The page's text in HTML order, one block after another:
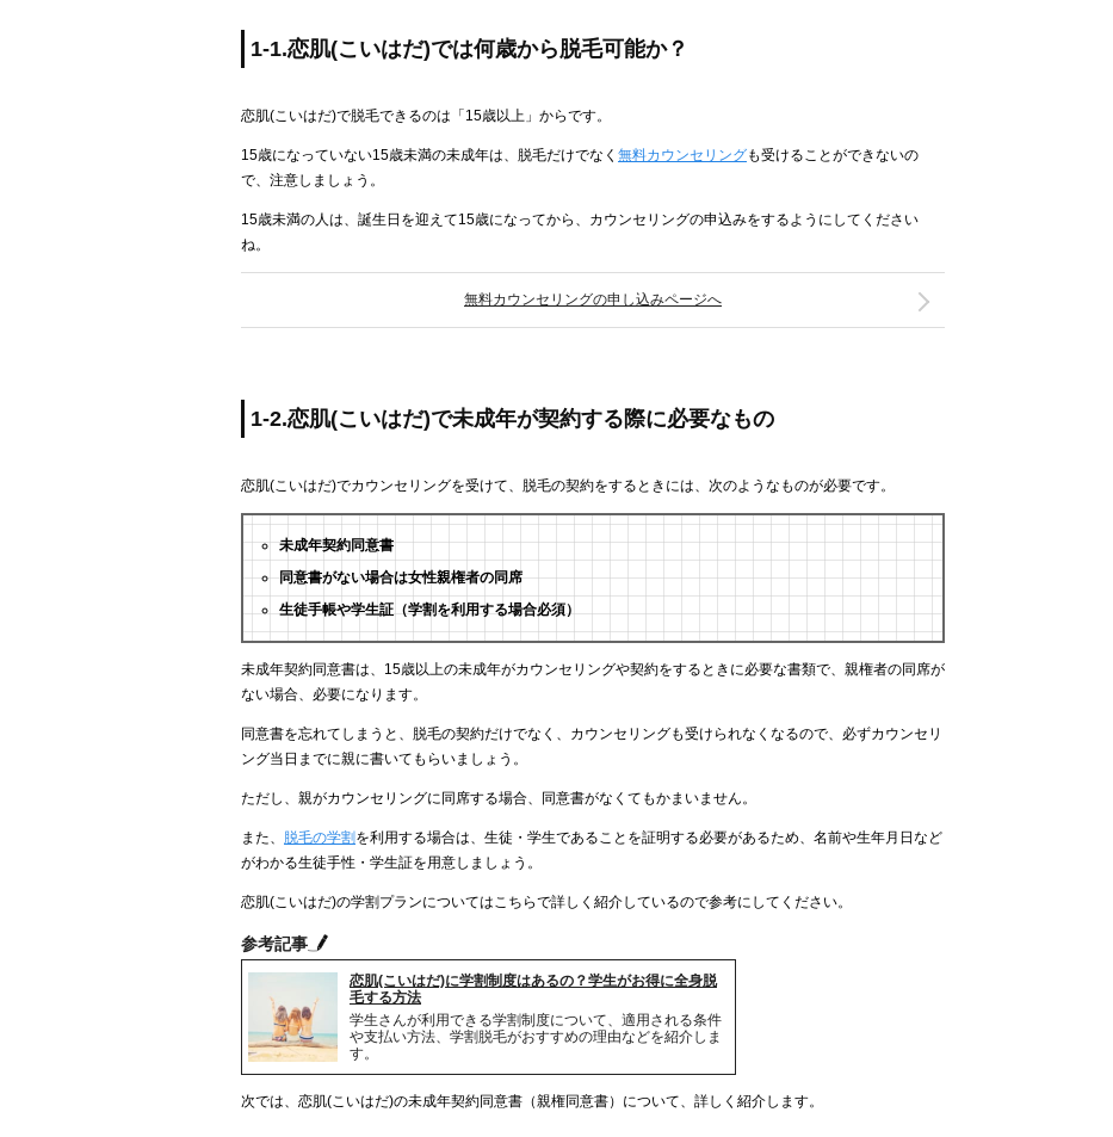
1-1.恋肌(こいはだ)では何歳から脱毛可能か？
恋肌(こいはだ)で脱毛できるのは「15歳以上」からです。
15歳になっていない15歳未満の未成年は、脱毛だけでなく 無料カウンセリングも受けることができないの
で、注意しましょう。
15歳未満の人は、誕生日を迎えて15歳になってから、カウンセリングの申込みをするようにしてください
ね。
無料カウンセリングの申し込みページへ
1-2.恋肌(こいはだ)で未成年が契約する際に必要なもの
恋肌(こいはだ)でカウンセリングを受けて、脱毛の契約をするときには、次のようなものが必要です。
未成年契約同意書
同意書がない場合は女性親権者の同席
生徒手帳や学生証（学割を利用する場合必須）
未成年契約同意書は、15歳以上の未成年がカウンセリングや契約をするときに必要な書類で、親権者の同席が
ない場合、必要になります。
同意書を忘れてしまうと、脱毛の契約だけでなく、カウンセリングも受けられなくなるので、必ずカウンセリ
ング当日までに親に書いてもらいましょう。
ただし、親がカウンセリングに同席する場合、同意書がなくてもかまいません。
また、 脱毛の学割 を利用する場合は、生徒・学生であることを証明する必要があるため、名前や生年月日など
がわかる生徒手性・学生証を用意しましょう。
恋肌(こいはだ)の学割プランについてはこちらで詳しく紹介しているので参考にしてください。
参考記事
恋肌(こいはだ)に学割制度はあるの？学生がお得に全身脱
毛する方法
学生さんが利用できる学割制度について、適用される条件
や支払い方法、学割脱毛がおすすめの理由などを紹介しま
す。
次では、恋肌(こいはだ)の未成年契約同意書（親権同意書）について、詳しく紹介します。